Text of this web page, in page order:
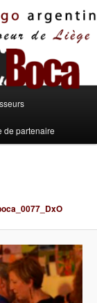
de partenaire